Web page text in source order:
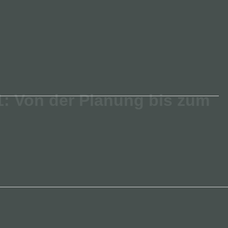
Von der Planung bis zum